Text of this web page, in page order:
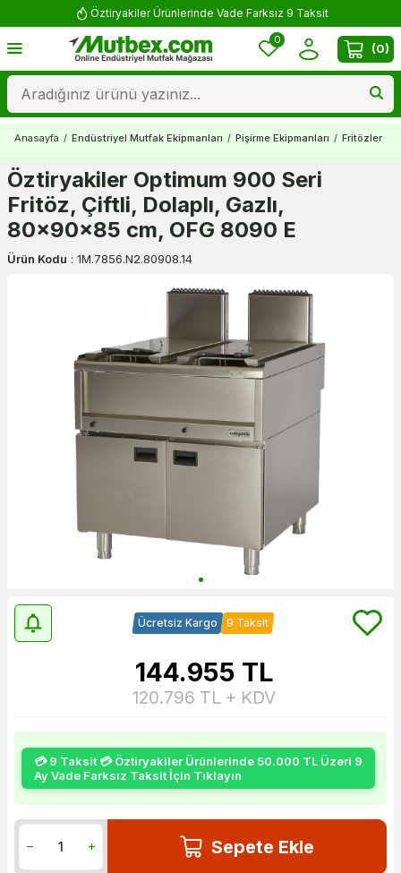
Öztiryakiler Ürünlerinde Vade Farksız 9 Taksit
0
(0)
Anasayfa / Endüstriyel Mutfak Ekipmanları / Pişirme Ekipmanları / Fritözler
Öztiryakiler Optimum 900 Seri
Fritöz, Çiftli, Dolaplı, Gazlı,
80x90x85 cm, OFG 8090 E
Ürün Kodu : 1M.7856.N2.80908.14
Ücretsiz Kargo 9 Taksit
144.955 TL
120.796 TL + KDV
💳 9 Taksit 💳 Öztiryakiler Ürünlerinde 50.000 TL Üzeri 9
Ay Vade Farksız Taksit İçin Tıklayın
Sepete Ekle